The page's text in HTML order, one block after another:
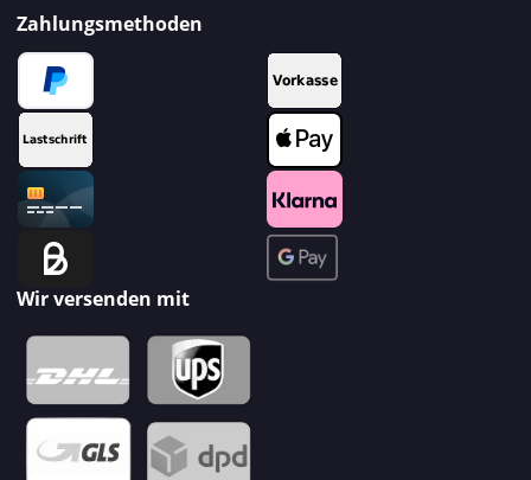
Zahlungsmethoden
Wir versenden mit